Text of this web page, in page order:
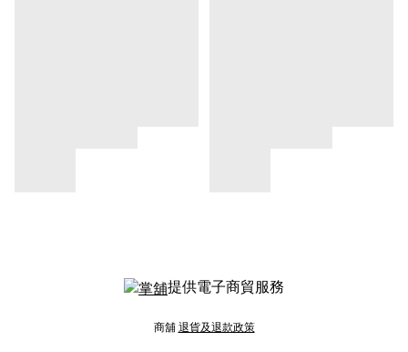
提供電子商貿服務
商舖 退貨及退款政策